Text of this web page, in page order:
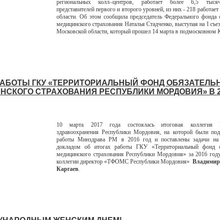
региональных колл–центров, работает более 6,5
представителей первого и второго уровней, из них - 218
области. Об этом сообщила председатель Федерального фонда
медицинского страхования Наталья Стадченко, выступая на I
Московской области, который прошел 14 марта в подмосковном
ГКУ «ТЕРРИТОРИАЛЬНЫЙ ФОНД
СТРАХОВАНИЯ РЕСПУБЛИКИ МОРДОВИЯ» В
10 марта 2017 года состоялась итоговая коллегия
здравоохранения Республики Мордовия, на которой были
работы Минздрава РМ в 2016 год и поставлены задачи
докладом об итогах работы ГКУ «Территориальный фонд
медицинского страхования Республики Мордовия» за 2016
коллегии директор «ТФОМС Республики Мордовия»
Каргаев.